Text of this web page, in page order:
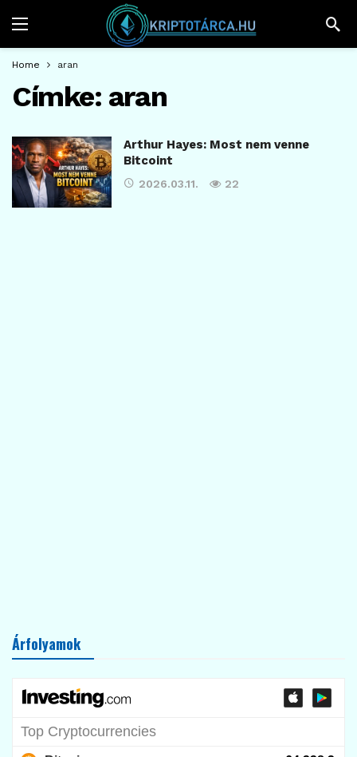
Home aran
Címke: aran
Arthur Hayes: Most nem venne
Bitcoint
2026.03.11. 22
Árfolyamok